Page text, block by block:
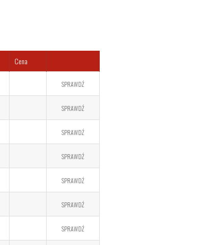
Cena
SPRAWDŹ
SPRAWDŹ
SPRAWDŹ
SPRAWDŹ
SPRAWDŹ
SPRAWDŹ
SPRAWDŹ